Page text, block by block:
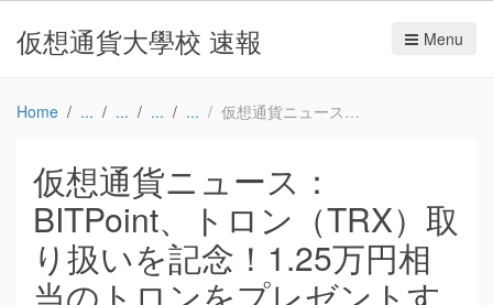
仮想通貨大學校 速報 Menu
Home 仮想通貨ニュース：BITPoint、トロン（TRX）取り扱いを記念！1.25万円相当のトロンをプレゼントするキャンペーンを実施 | 仮想通貨ニュース | 仮想通貨の比較・ランキングならHEDGE GUIDE – 金融・投資情報メディア HEDGE GUIDE
仮想通貨ニュース：
BITPoint、トロン（TRX）取
り扱いを記念！1.25万円相